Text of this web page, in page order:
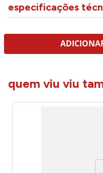
especificações
quem viu viu